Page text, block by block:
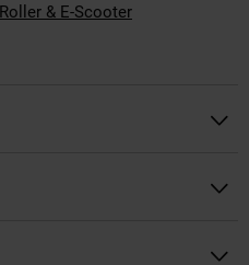
& E-Scooter